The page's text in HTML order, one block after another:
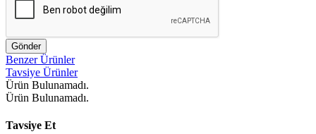
Gönder
Benzer Ürünler
Tavsiye Ürünler
Ürün Bulunamadı.
Ürün Bulunamadı.
Tavsiye Et